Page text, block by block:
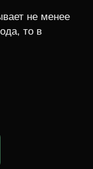
не менее
то в